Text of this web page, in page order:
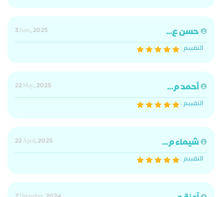
حسن ع...
3 June, 2025
التقييم :
أحمد م...
22 May, 2025
التقييم :
شيماء م...
22 April, 2025
التقييم :